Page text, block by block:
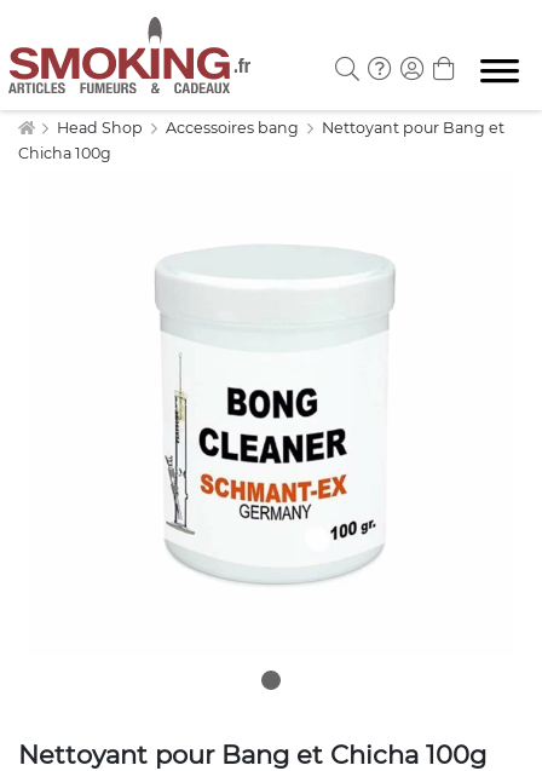
Head Shop Accessoires bang
Nettoyant pour Bang et
Chicha 100g
Nettoyant pour Bang et Chicha 100g